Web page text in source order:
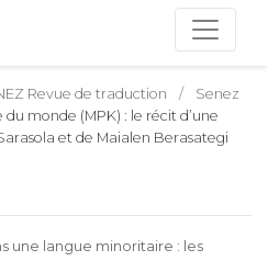
Revue de traduction
Senez
du monde (MPK) : le récit d’une
et de Maialen Berasategi
une langue minoritaire : les